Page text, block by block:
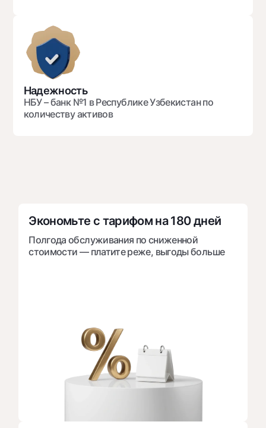
Согласие на обработку персональных данных
Следите за нами в соцсетях
Контакт-центр
+998 78 148-00-10 1344
Надежность
НБУ – банк №1 в Республике Узбекистан по
количеству активов
Экономьте с тарифом на 180 дней
Полгода обслуживания по сниженной
стоимости — платите реже, выгоды больше